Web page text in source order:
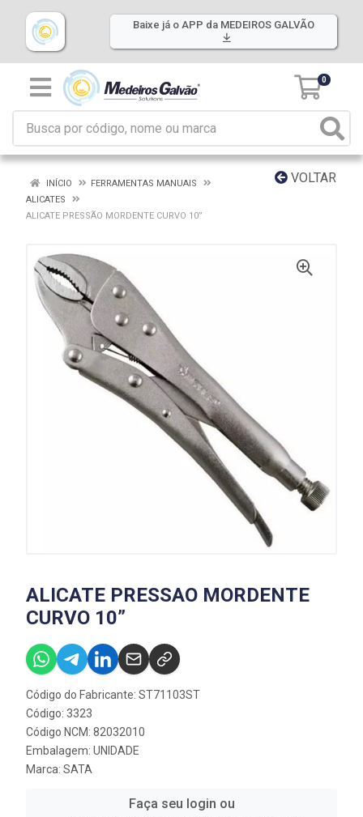
Baixe já o APP da MEDEIROS GALVÃO
0
VOLTAR
INÍCIO
FERRAMENTAS MANUAIS
ALICATES
ALICATE PRESSÃO MORDENTE CURVO 10”
ALICATE PRESSAO MORDENTE
CURVO 10”
Código do Fabricante: ST71103ST
Código: 3323
Código NCM: 82032010
Embalagem: UNIDADE
Marca: SATA
Faça seu login ou